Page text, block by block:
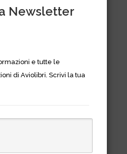
Newsletter
e tutte le
di Aviolibri. Scrivi la tua